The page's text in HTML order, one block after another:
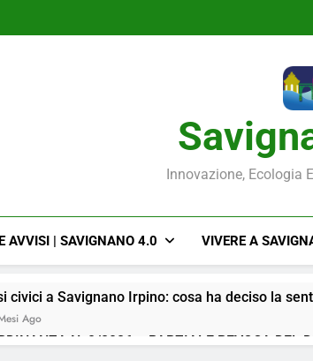
Innovazione, Ecologia
AVVISI | SAVIGNANO 4.0 VIVERE A
civici a Savignano Irpino: cosa ha deciso la
Ago
N. 8/2026 – PARZIALE REVOCA DEL